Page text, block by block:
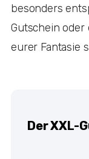
besonders
Gutschein oder
eurer Fantasie
Der XXL-